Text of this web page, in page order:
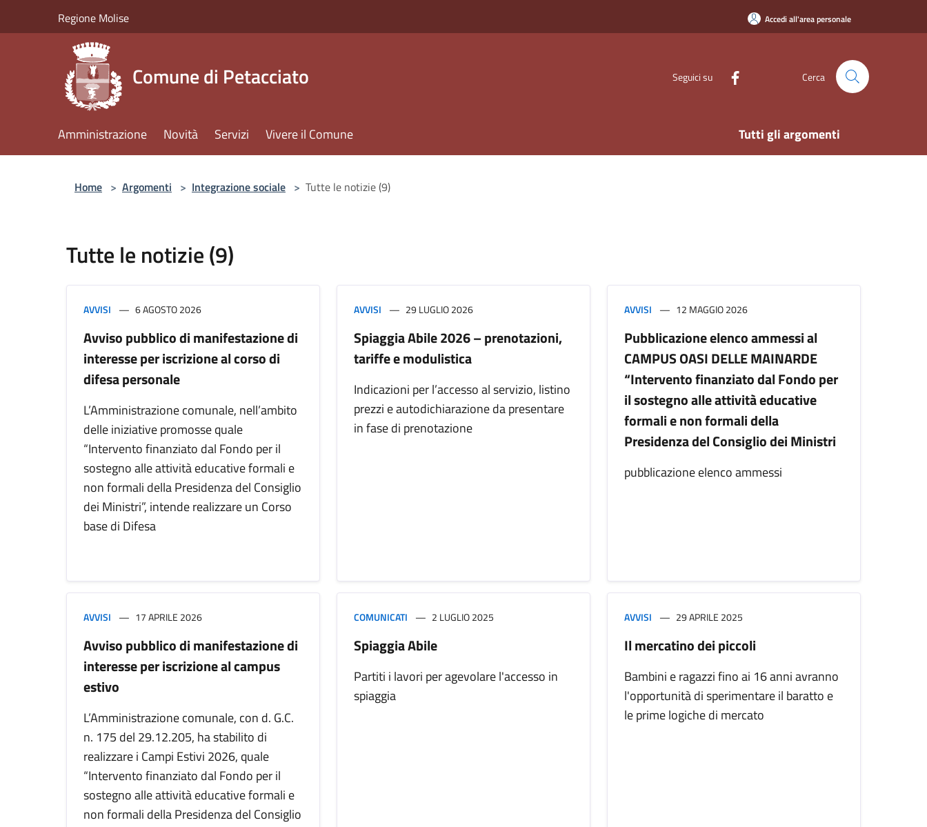
Regione Molise Accedi all'area personale
Comune di Petacciato Seguici su Cerca
Amministrazione Novità Servizi Vivere il Comune Tutti gli argomenti
Home > Argomenti > Integrazione sociale > Tutte le notizie (9)
Tutte le notizie (9)
AVVISI 6 AGOSTO 2026
Avviso pubblico di manifestazione di
interesse per iscrizione al corso di
difesa personale
L’Amministrazione comunale, nell’ambito
delle iniziative promosse quale
“Intervento finanziato dal Fondo per il
sostegno alle attività educative formali e
non formali della Presidenza del Consiglio
dei Ministri”, intende realizzare un Corso
base di Difesa
AVVISI 29 LUGLIO 2026
Spiaggia Abile 2026 – prenotazioni,
tariffe e modulistica
Indicazioni per l’accesso al servizio, listino
prezzi e autodichiarazione da presentare
in fase di prenotazione
AVVISI 12 MAGGIO 2026
Pubblicazione elenco ammessi al
CAMPUS OASI DELLE MAINARDE
“Intervento finanziato dal Fondo per
il sostegno alle attività educative
formali e non formali della
Presidenza del Consiglio dei Ministri
pubblicazione elenco ammessi
AVVISI 17 APRILE 2026
Avviso pubblico di manifestazione di
interesse per iscrizione al campus
estivo
L’Amministrazione comunale, con d. G.C.
n. 175 del 29.12.205, ha stabilito di
realizzare i Campi Estivi 2026, quale
“Intervento finanziato dal Fondo per il
sostegno alle attività educative formali e
non formali della Presidenza del Consiglio
COMUNICATI 2 LUGLIO 2025
Spiaggia Abile
Partiti i lavori per agevolare l'accesso in
spiaggia
AVVISI 29 APRILE 2025
Il mercatino dei piccoli
Bambini e ragazzi fino ai 16 anni avranno
l'opportunità di sperimentare il baratto e
le prime logiche di mercato